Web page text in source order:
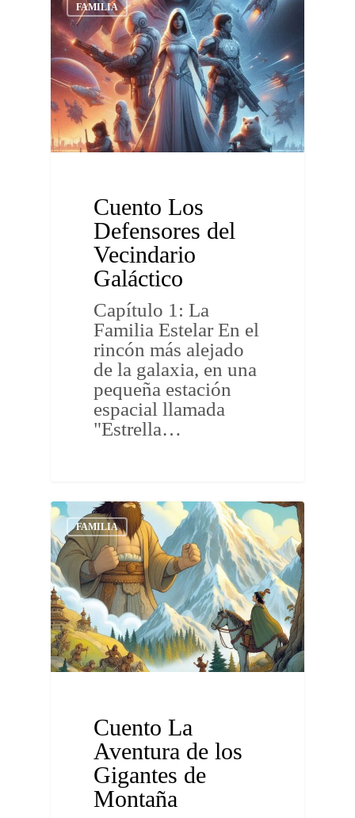
FAMILIA
Cuento Los
Defensores del
Vecindario
Galáctico
Capítulo 1: La
Familia Estelar En el
rincón más alejado
de la galaxia, en una
pequeña estación
espacial llamada
"Estrella…
FAMILIA
Cuento La
Aventura de los
Gigantes de
Montaña